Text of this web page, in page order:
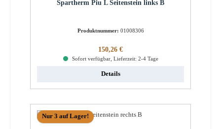
Spartherm Piu L Seitenstein links B
Produktnummer: 01008306
Regulärer Preis:
150,26 €
Sofort verfügbar, Lieferzeit: 2-4 Tage
Details
Nur 3 auf Lager!